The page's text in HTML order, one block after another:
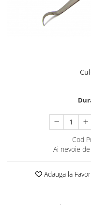
Ceasuri Daniel Klein
Ceasuri Lorus
Scule Speciale
Suporti de Lucru
Cod
Ai nevoie
Adauga la